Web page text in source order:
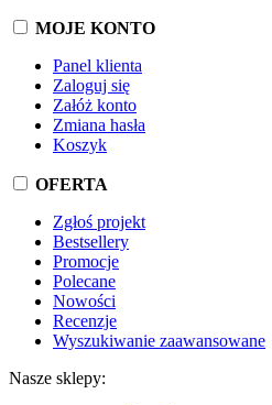
MOJE KONTO
Panel klienta
Zaloguj się
Załóż konto
Zmiana hasła
Koszyk
OFERTA
Zgłoś projekt
Bestsellery
Promocje
Polecane
Nowości
Recenzje
Wyszukiwanie zaawansowane
Nasze sklepy: